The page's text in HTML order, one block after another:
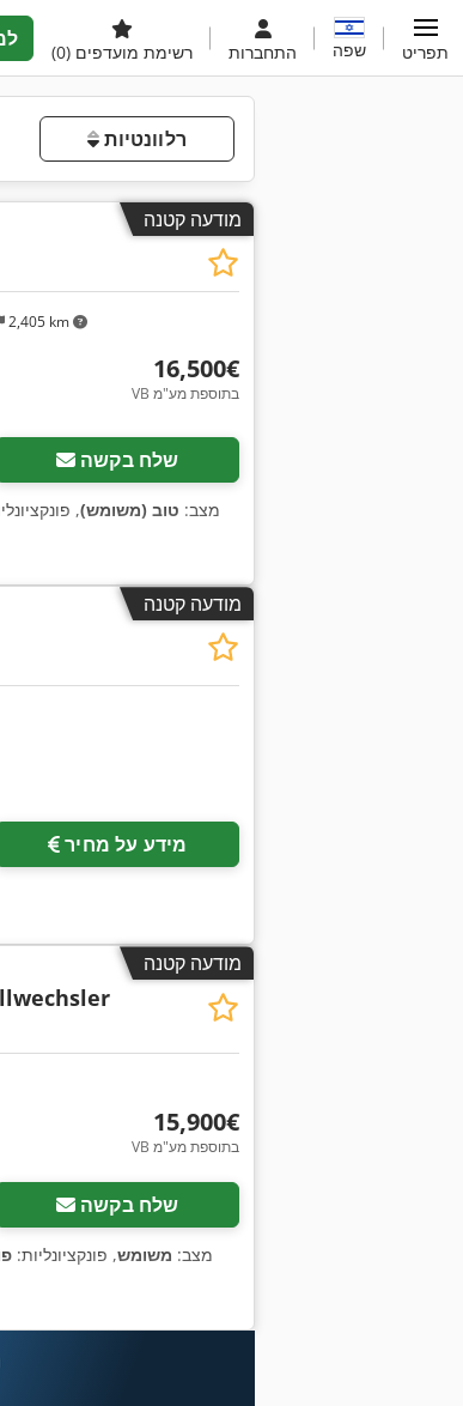
רשימת מועדפים (0) התחברות שפה תפריט
רלוונטיות
מודעה קטנה
2,405 km
‏16,500 ‏€
VB בתוספת מע"מ
שלח בקשה
מצב: טוב (משומש),
מודעה קטנה
מידע על מחיר
מודעה קטנה
‏15,900 ‏€
VB בתוספת מע"מ
שלח בקשה
מצב: משומש, פונקציונליות: